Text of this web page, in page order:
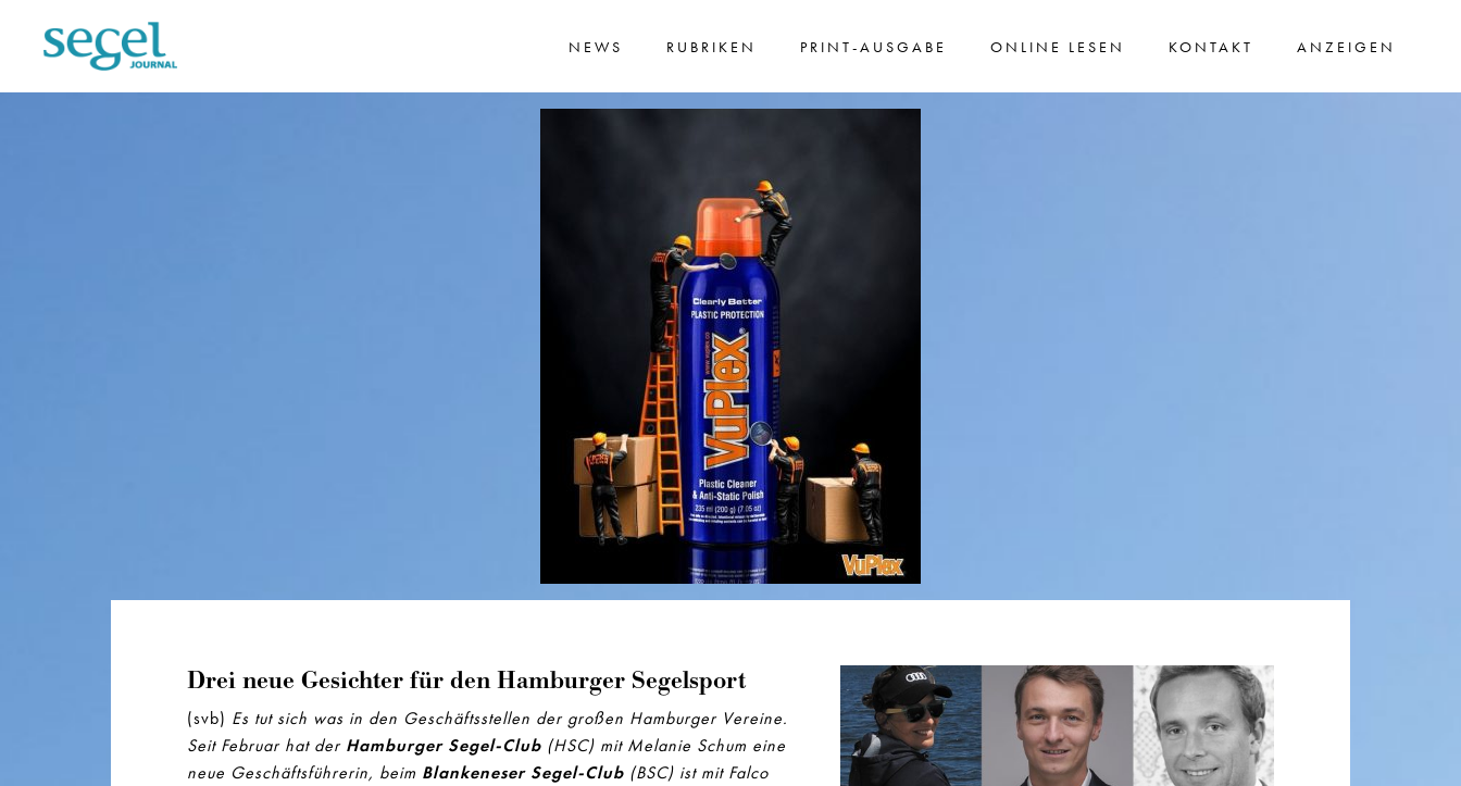
NEWS RUBRIKEN PRINT-AUSGABE ONLINE LESEN KONTAKT ANZEIGEN
Drei neue Gesichter für den Hamburger Segelsport
(svb) Es tut sich was in den Geschäftsstellen der großen Hamburger Vereine.
Seit Februar hat der Hamburger Segel-Club (HSC) mit Melanie Schum eine
neue Geschäftsführerin, beim Blankeneser Segel-Club (BSC) ist mit Falco